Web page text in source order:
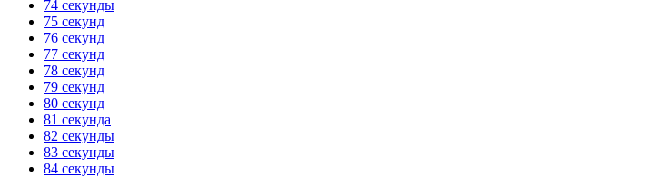
74 секунды
75 секунд
76 секунд
77 секунд
78 секунд
79 секунд
80 секунд
81 секунда
82 секунды
83 секунды
84 секунды